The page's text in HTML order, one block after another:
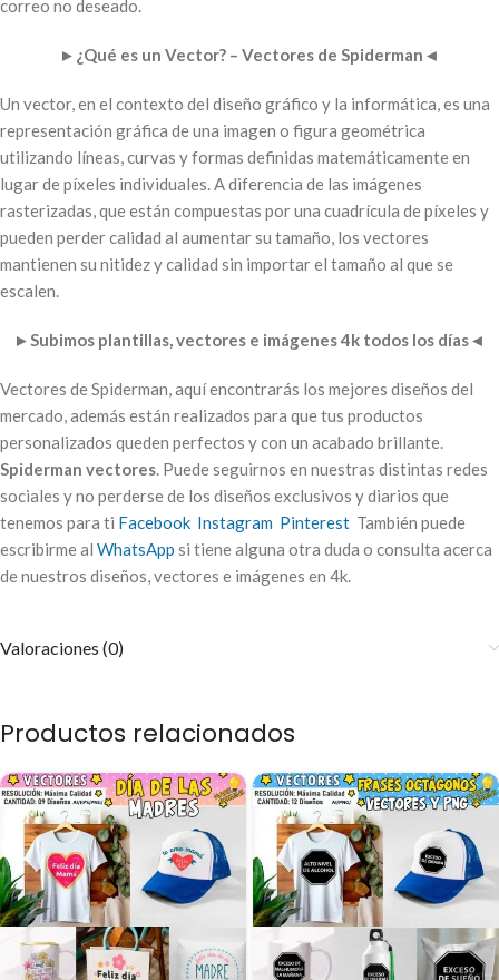
correo no deseado.
► ¿Qué es un Vector? – Vectores de Spiderman ◄
Un vector, en el contexto del diseño gráfico y la informática, es una
representación gráfica de una imagen o figura geométrica
utilizando líneas, curvas y formas definidas matemáticamente en
lugar de píxeles individuales. A diferencia de las imágenes
rasterizadas, que están compuestas por una cuadrícula de píxeles y
pueden perder calidad al aumentar su tamaño, los vectores
mantienen su nitidez y calidad sin importar el tamaño al que se
escalen.
►Subimos plantillas, vectores e imágenes 4k todos los días◄
Vectores de Spiderman, aquí encontrarás los mejores diseños del
mercado, además están realizados para que tus productos
personalizados queden perfectos y con un acabado brillante.
Spiderman vectores. Puede seguirnos en nuestras distintas redes
sociales y no perderse de los diseños exclusivos y diarios que
tenemos para ti Facebook Instagram Pinterest También puede
escribirme al WhatsApp si tiene alguna otra duda o consulta acerca
de nuestros diseños, vectores e imágenes en 4k.
Valoraciones (0)
Productos relacionados